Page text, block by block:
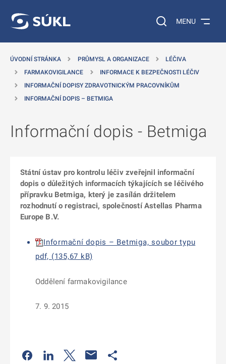
Vyhledávání na
MENU
ÚVODNÍ STRÁNKA PRŮMYSL A ORGANIZACE
LÉČIVA
FARMAKOVIGILANCE
INFORMACE K BEZPEČNOSTI LÉČIV
INFORMAČNÍ DOPISY ZDRAVOTNICKÝM PRACOVNÍKŮM
INFORMAČNÍ DOPIS – BETMIGA
Informační dopis - Betmiga
Státní ústav pro kontrolu léčiv zveřejnil informační
dopis o důležitých informacích týkajících se léčivého
přípravku Betmiga, který je zasílán držitelem
rozhodnutí o registraci, společností Astellas Pharma
Europe B.V.
Informační dopis – Betmiga, soubor typu
pdf, (135,67 kB)
Oddělení farmakovigilance
7. 9. 2015
Odkaz se otevře na nové kartě
Odkaz se otevře na nové kartě
Odkaz se otevře na nové kartě